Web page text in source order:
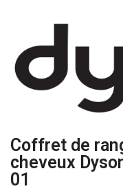
Coffret de
cheveux
01